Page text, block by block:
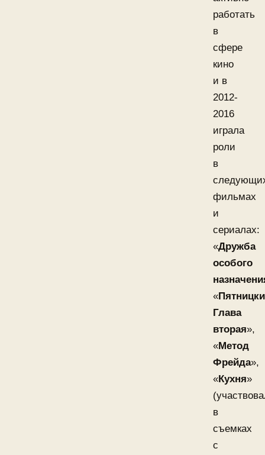
работать
в
сфере
кино
и в
2012-
2016
играла
роли
в
фильмах
и
сериалах:
«Дружба
особого
«
Глава
вторая»,
«Метод
Фрейда»,
«Кухня»
в
съемках
с